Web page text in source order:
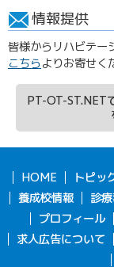
情報提供
皆様からリハビテー
こちらよりお寄せく
PT-OT-ST.NET
HOME トピッ
養成校情報
診
プロフィール
求人広告について